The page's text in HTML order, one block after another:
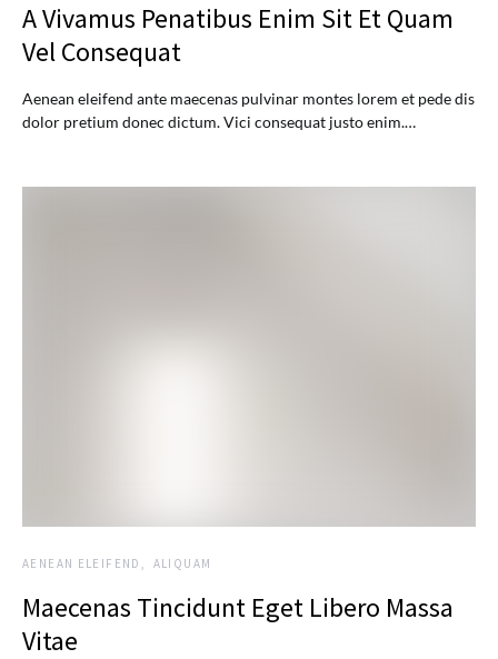
A Vivamus Penatibus Enim Sit Et Quam
Vel Consequat
Aenean eleifend ante maecenas pulvinar montes lorem et pede dis
dolor pretium donec dictum. Vici consequat justo enim.…
AENEAN ELEIFEND ALIQUAM
Maecenas Tincidunt Eget Libero Massa
Vitae